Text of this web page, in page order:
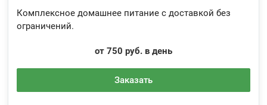
Комплексное домашнее питание с доставкой без
ограничений.
от 750 руб. в день
Заказать